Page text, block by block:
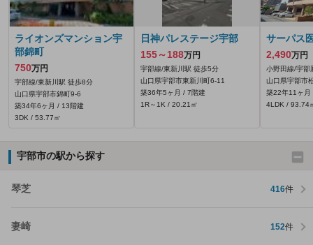
ライオンズマンション宇
部錦町
750万円
宇部線/東新川駅 徒歩8分
山口県宇部市錦町9-6
築34年6ヶ月 / 13階建
3DK / 53.77㎡
日神パレステージ宇部
155～188万円
宇部線/東新川駅 徒歩5分
山口県宇部市東新川町6-11
築36年5ヶ月 / 7階建
1R～1K / 20.21㎡
サーパス
2,490万円
小野田線/宇部
山口県宇部市
築22年11ヶ月
4LDK / 93.74
宇部市の駅から探す
琴芝 416件
妻崎 152件